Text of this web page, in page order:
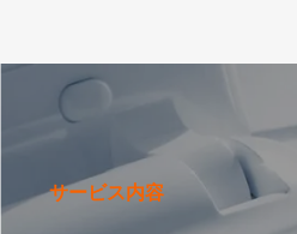
サービス内容